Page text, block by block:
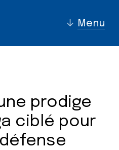
↓ Menu
prodige
ciblé pour